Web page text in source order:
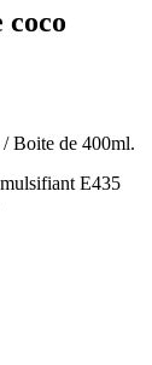
Boite de 400ml.
E435